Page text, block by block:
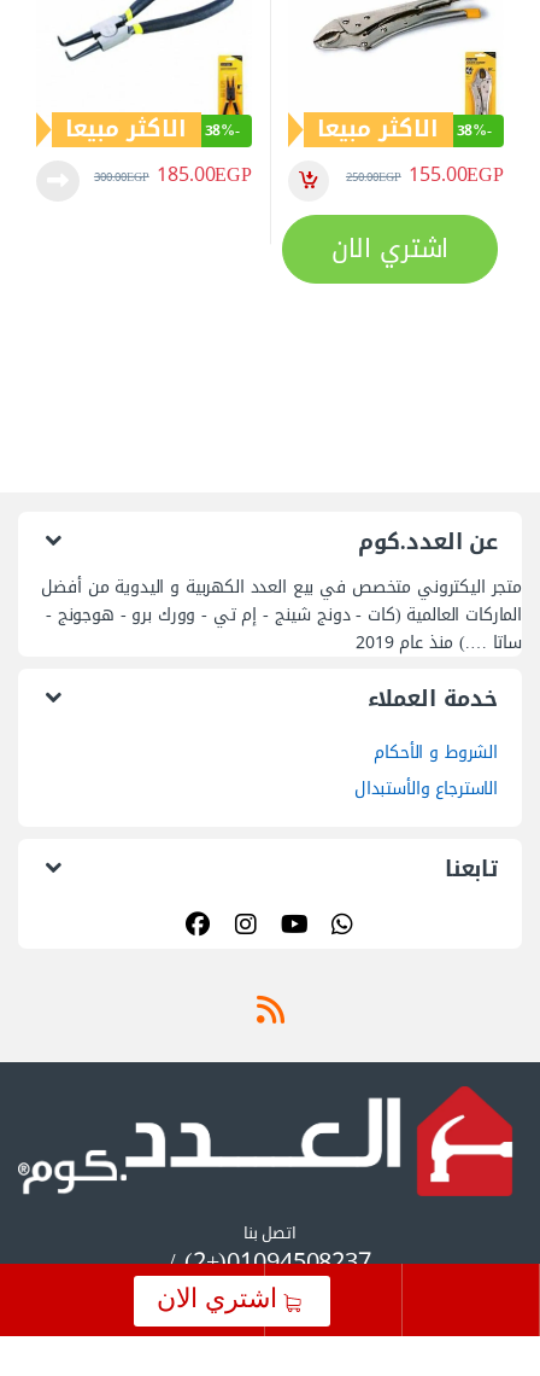
اشتري الان
-
38% الاكثر مبيعا
155.00EGP
250.00EGP
اشتري الان
-
38% الاكثر مبيعا
185.00EGP
300.00EGP
عن العدد.كوم
متجر اليكتروني متخصص في بيع العدد الكهربية و اليدوية من أفضل
الماركات العالمية (كات - دونج شينج - إم تي - وورك برو - هوجونج -
ساتا ….) منذ عام 2019
خدمة العملاء
الشروط و الأحكام
الاسترجاع والأستبدال
تابعنا
اتصل بنا
01094508237(+2) /
01055297175(+2)